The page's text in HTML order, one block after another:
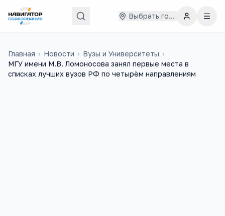
Выбрать город
Главная › Новости › Вузы и Университеты ›
МГУ имени М.В. Ломоносова занял первые места в
списках лучших вузов РФ по четырём направлениям